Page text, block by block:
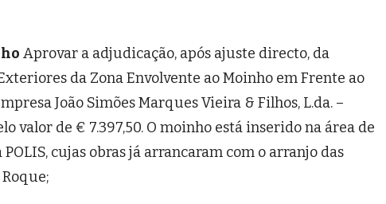
Aprovar a adjudicação, após ajuste directo, da
da Zona Envolvente ao Moinho em Frente ao
João Simões Marques Vieira & Filhos, L.da. –
valor de € 7.397,50. O moinho está inserido na área de
cujas obras já arrancaram com o arranjo das